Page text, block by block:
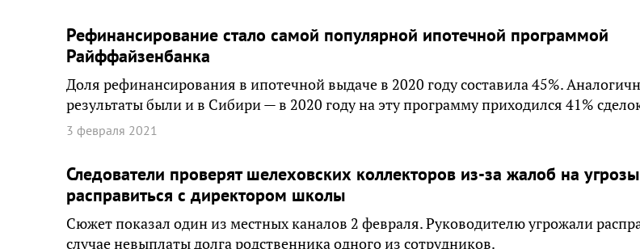
Рефинансирование стало самой популярной ипотечной программой
Райффайзенбанка
Доля рефинансирования в ипотечной выдаче в 2020 году составила 45%.
результаты были и в Сибири — в 2020 году на эту программу приходился 41%
3 февраля 2021
Следователи проверят шелеховских коллекторов из-за жалоб на угрозы
расправиться с директором школы
Сюжет показал один из местных каналов 2 февраля. Руководителю угрожали
случае невыплаты долга родственника одного из сотрудников.